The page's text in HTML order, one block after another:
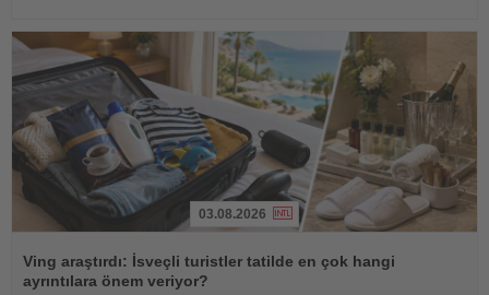
Oku
03.08.2026
Ving araştırdı: İsveçli turistler tatilde en çok hangi
ayrıntılara önem veriyor?